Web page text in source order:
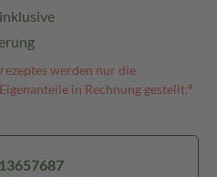
werden nur die
in Rechnung gestellt.⁴